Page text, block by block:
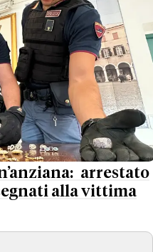
arrestato
alla vittima